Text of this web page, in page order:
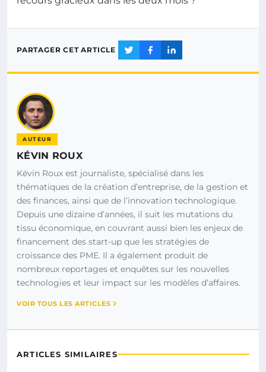
PARTAGER CET ARTICLE
AUTEUR
KÉVIN ROUX
Kévin Roux est journaliste, spécialisé dans les
thématiques de la création d’entreprise, de la gestion et
des finances, ainsi que de l’innovation technologique.
Depuis une dizaine d’années, il suit les mutations du
tissu économique, en couvrant aussi bien les enjeux de
financement des start-up que les stratégies de
croissance des PME. Il a également produit de
nombreux reportages et enquêtes sur les nouvelles
technologies et leur impact sur les modèles d’affaires.
VOIR TOUS LES ARTICLES
ARTICLES SIMILAIRES